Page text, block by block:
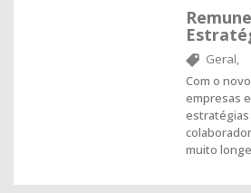
Geral,
Com o
empresas
muito